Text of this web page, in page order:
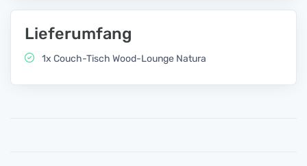
Lieferumfang
1x Couch-Tisch Wood-Lounge Natura